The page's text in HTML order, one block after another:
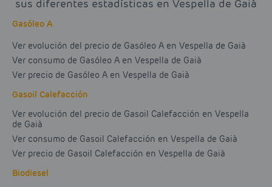
sus diferentes estadísticas en Vespella de Gaià
Gasóleo A
Ver evolución del precio de Gasóleo A en Vespella de Gaià
Ver consumo de Gasóleo A en Vespella de Gaià
Ver precio de Gasóleo A en Vespella de Gaià
Gasoil Calefacción
Ver evolución del precio de Gasoil Calefacción en Vespella
de Gaià
Ver consumo de Gasoil Calefacción en Vespella de Gaià
Ver precio de Gasoil Calefacción en Vespella de Gaià
Biodiesel